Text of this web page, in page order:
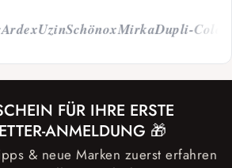
UzinSchönoxMirkaDupli-Color
FÜR IHRE ERSTE
ANMELDUNG 🎁
& neue Marken zuerst erfahren